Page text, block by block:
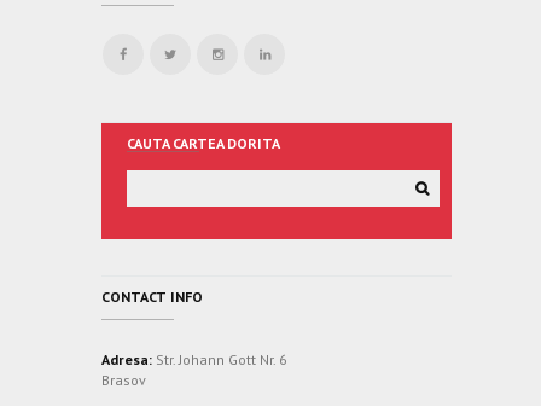
CAUTA CARTEA DORITA
CONTACT INFO
Adresa: Str. Johann Gott Nr. 6
Brasov